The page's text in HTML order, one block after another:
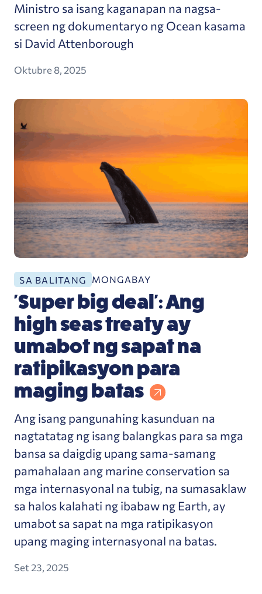
Ministro sa isang kaganapan na nagsa-
screen ng dokumentaryo ng Ocean kasama
si David Attenborough
Oktubre 8, 2025
'Super big deal': Ang high seas treaty ay umabot
SA BALITANG MONGABAY
'Super big deal': Ang
high seas treaty ay
umabot ng sapat na
ratipikasyon para
maging batas
Ang isang pangunahing kasunduan na
nagtatatag ng isang balangkas para sa mga
bansa sa daigdig upang sama-samang
pamahalaan ang marine conservation sa
mga internasyonal na tubig, na sumasaklaw
sa halos kalahati ng ibabaw ng Earth, ay
umabot sa sapat na mga ratipikasyon
upang maging internasyonal na batas.
Set 23, 2025